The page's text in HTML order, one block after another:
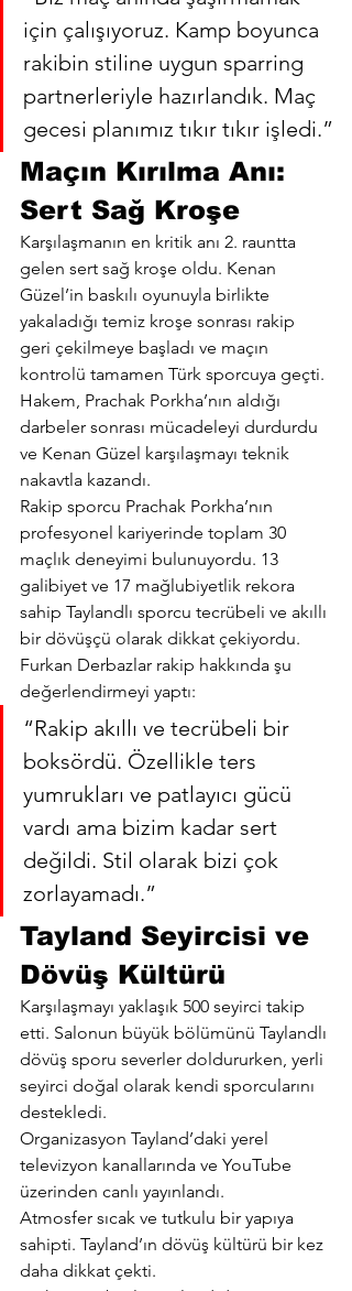
için çalışıyoruz. Kamp boyunca
rakibin stiline uygun sparring
partnerleriyle hazırlandık. Maç
gecesi planımız tıkır tıkır işledi.”
Maçın Kırılma Anı:
Sert Sağ Kroşe
Karşılaşmanın en kritik anı 2. rauntta
gelen sert sağ kroşe oldu. Kenan
Güzel’in baskılı oyunuyla birlikte
yakaladığı temiz kroşe sonrası rakip
geri çekilmeye başladı ve maçın
kontrolü tamamen Türk sporcuya geçti.
Hakem, Prachak Porkha’nın aldığı
darbeler sonrası mücadeleyi durdurdu
ve Kenan Güzel karşılaşmayı teknik
nakavtla kazandı.
Rakip sporcu Prachak Porkha’nın
profesyonel kariyerinde toplam 30
maçlık deneyimi bulunuyordu. 13
galibiyet ve 17 mağlubiyetlik rekora
sahip Taylandlı sporcu tecrübeli ve akıllı
bir dövüşçü olarak dikkat çekiyordu.
Furkan Derbazlar rakip hakkında şu
değerlendirmeyi yaptı:
“Rakip akıllı ve tecrübeli bir
boksördü. Özellikle ters
yumrukları ve patlayıcı gücü
vardı ama bizim kadar sert
değildi. Stil olarak bizi çok
zorlayamadı.”
Tayland Seyircisi ve
Dövüş Kültürü
Karşılaşmayı yaklaşık 500 seyirci takip
etti. Salonun büyük bölümünü Taylandlı
dövüş sporu severler doldururken, yerli
seyirci doğal olarak kendi sporcularını
destekledi.
Organizasyon Tayland’daki yerel
televizyon kanallarında ve YouTube
üzerinden canlı yayınlandı.
Atmosfer sıcak ve tutkulu bir yapıya
sahipti. Tayland’ın dövüş kültürü bir kez
daha dikkat çekti.